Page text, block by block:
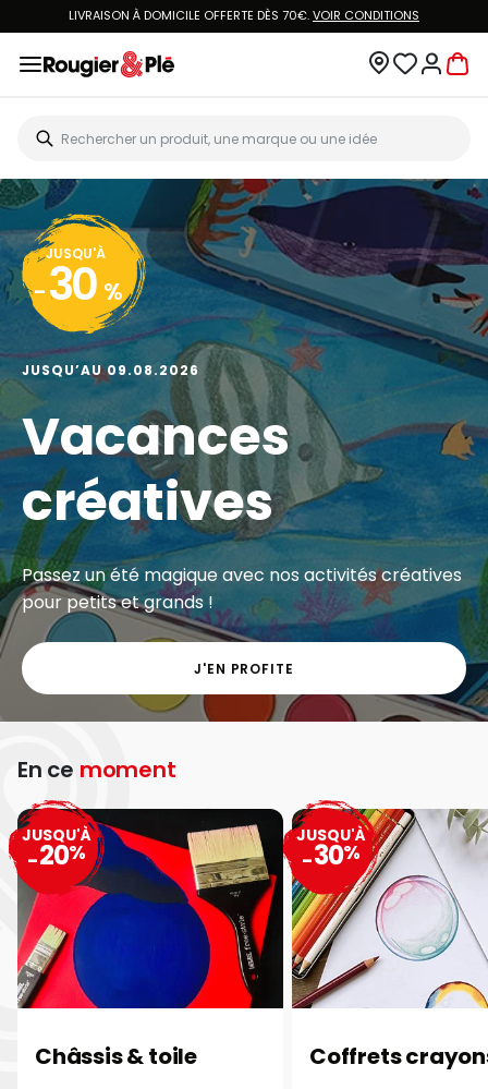
LIVRAISON À DOMICILE OFFERTE DÈS 70€.VOIR CONDITIONS
JUSQU'À
- 30 %
JUSQU’AU 09.08.2026
Vacances
créatives
Passez un été magique avec nos activités créatives
pour petits et grands !
J'EN PROFITE
En ce moment
Châssis & toile
JUSQU'À
-20%
Coffrets
JUSQU'À
-30%